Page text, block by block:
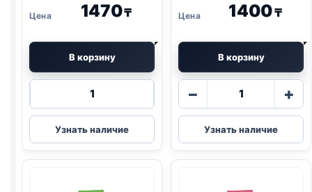
1470₸
В корзину
Количество
Little
One
лак.
Узнать наличие
1400₸
В корзину
−
Количество
Little
One
палочки
+
Узнать наличие